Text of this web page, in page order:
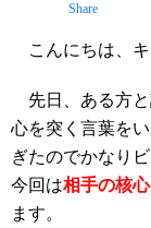
Share
こんにちは、キ
先日、ある方と
心を突く言葉を
ぎたのでかなり
今回は相手の核
ます。